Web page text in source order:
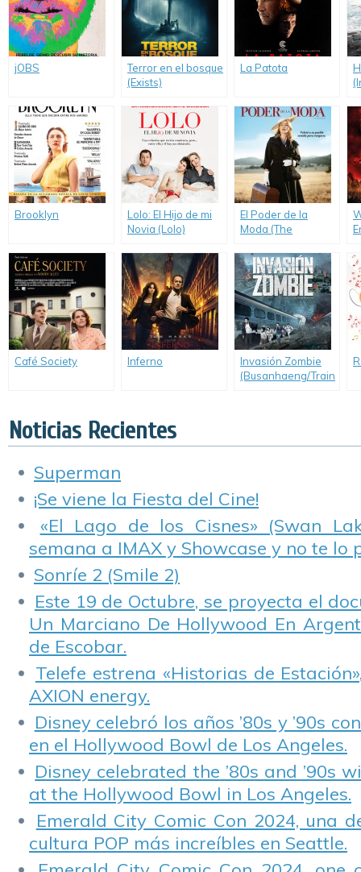
jOBS
Terror en el bosque
(Exists)
La Patota
Brooklyn
Lolo: El Hijo de mi
Novia (Lolo)
El Poder de la
Moda (The
Café Society Inferno
Invasión Zombie
(Busanhaeng/Train
Noticias Recientes
Superman
¡Se viene la Fiesta del Cine!
«El Lago de los Cisnes» (Swan
semana a IMAX y Showcase y no te lo
Sonríe 2 (Smile 2)
Este 19 de Octubre, se proyecta el
Un Marciano De Hollywood En
de Escobar.
Telefe estrena «Historias de
AXION energy.
Disney celebró los años ’80s y ’90s
en el Hollywood Bowl de Los Angeles.
Disney celebrated the ’80s and ’90s
at the Hollywood Bowl in Los Angeles.
Emerald City Comic Con 2024, una
cultura POP más increíbles en Seattle.